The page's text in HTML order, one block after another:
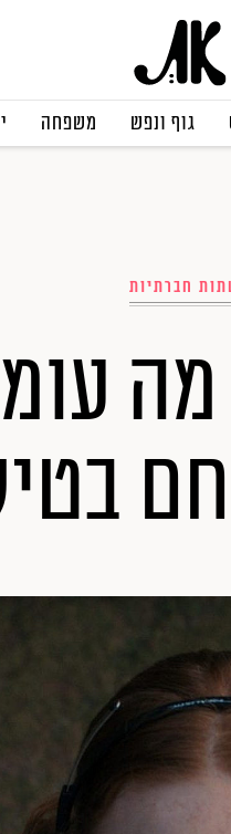
גוף ונפש משפחה
חברתיות
מה